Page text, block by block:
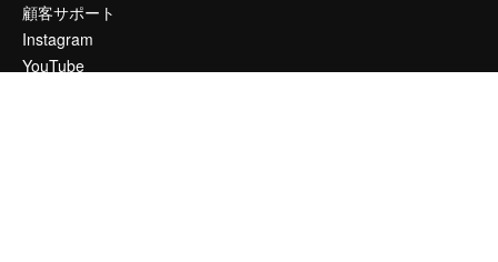
顧客サポート
Instagram
YouTube